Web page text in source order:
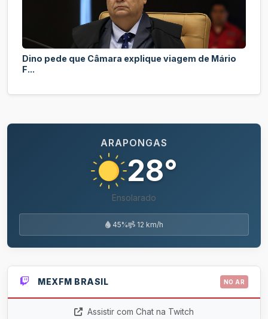
Dino pede que Câmara explique viagem de Mário
F...
ARAPONGAS
28°
Ensolarado
45% 12 km/h
MEXFM BRASIL NO AR
Assistir com Chat na Twitch